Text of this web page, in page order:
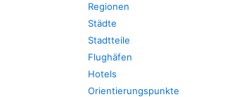
Regionen
Städte
Stadtteile
Flughäfen
Hotels
Orientierungspunkte